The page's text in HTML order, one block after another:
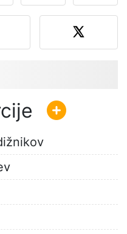
fotografijo